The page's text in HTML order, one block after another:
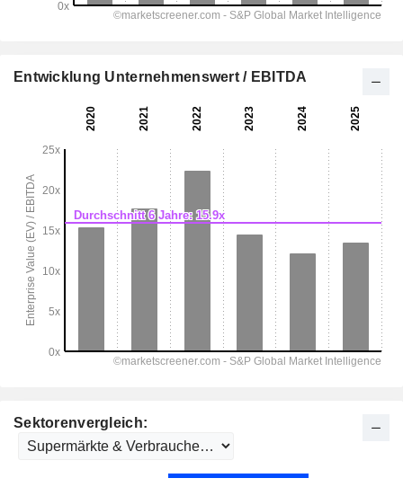
Sektorenvergleich:
Entwicklung Unternehmenswert / EBITDA